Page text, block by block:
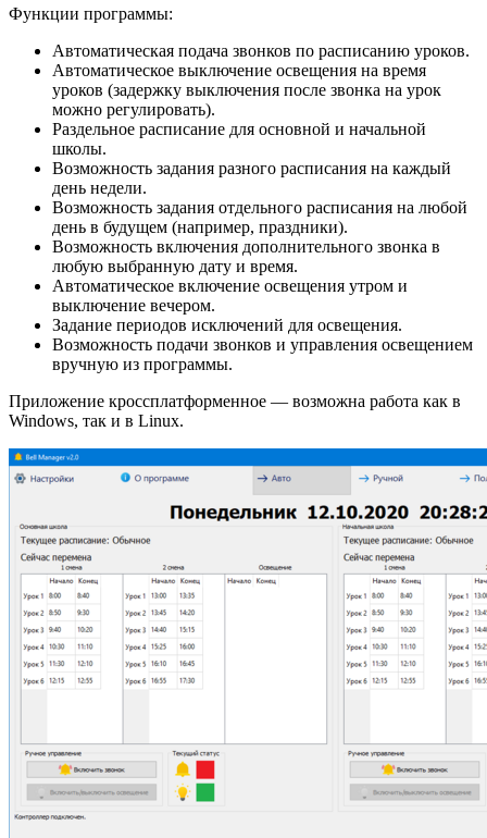
Функции программы:
Автоматическая подача звонков по расписанию уроков.
Автоматическое выключение освещения на время
уроков (задержку выключения после звонка на урок
можно регулировать).
Раздельное расписание для основной и начальной
школы.
Возможность задания разного расписания на каждый
день недели.
Возможность задания отдельного расписания на любой
день в будущем (например, праздники).
Возможность включения дополнительного звонка в
любую выбранную дату и время.
Автоматическое включение освещения утром и
выключение вечером.
Задание периодов исключений для освещения.
Возможность подачи звонков и управления освещением
вручную из программы.
Приложение кроссплатформенное — возможна работа как в
Windows, так и в Linux.